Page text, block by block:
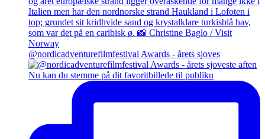
@nordicadventurefilmfestival Awards - årets sjoves
Nu kan du stemme på dit favoritbillede til publiku